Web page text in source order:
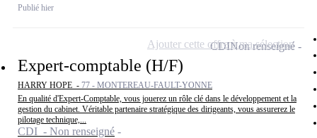
Publié hier
Expert-comptable (H/F)
HARRY HOPE - 77 - MONTEREAU-FAULT-YONNE
En qualité d'Expert-Comptable, vous jouerez un rôle clé dans le développement et la
gestion du cabinet. Véritable partenaire stratégique des dirigeants, vous assurerez le
pilotage technique,...
CDI - Non renseigné
CDINon renseigné
Ajouter cette offre à ma sélection